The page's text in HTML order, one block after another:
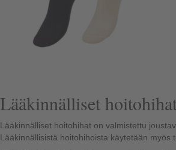
Lääkinnälliset
Lääkinnälliset hoitohihat on valmistettu
Lääkinnällisistä hoitohihoista käytetään myös